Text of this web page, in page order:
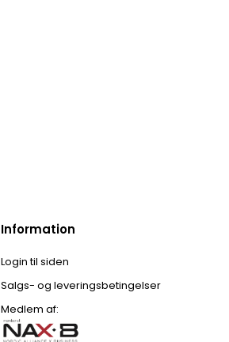
Information
Login til siden
Salgs- og leveringsbetingelser
Medlem af: